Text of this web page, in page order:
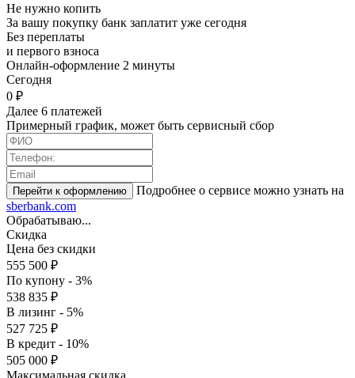
Не нужно копить
За вашу покупку банк заплатит уже сегодня
Без переплаты
и первого взноса
Онлайн-оформление 2 минуты
Cегодня
0 ₽
Далее 6 платежей
Примерный график, может быть сервисный сбор
Подробнее о сервисе можно узнать на
sberbank.com
Обрабатываю...
Скидка
Цена без скидки
555 500 ₽
По купону - 3%
538 835 ₽
В лизинг - 5%
527 725 ₽
В кредит - 10%
505 000 ₽
Максимальная скидка